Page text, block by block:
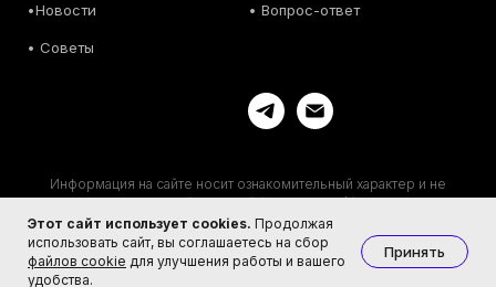
Этот сайт использует cookies. Продолжая
использовать сайт, вы соглашаетесь на сбор
файлов cookie для улучшения работы и вашего
удобства.
Принять
•Новости
• Советы
• Вопрос-ответ
Информация на сайте носит ознакомительный характер и не
являются публичной офертой (ст. 437 ГК РФ). Актуальную
информацию уточняйте у менеджеров.
Пользовательское соглашение·Публичная оферта·Политика
конфиденциальности·Политика cookie